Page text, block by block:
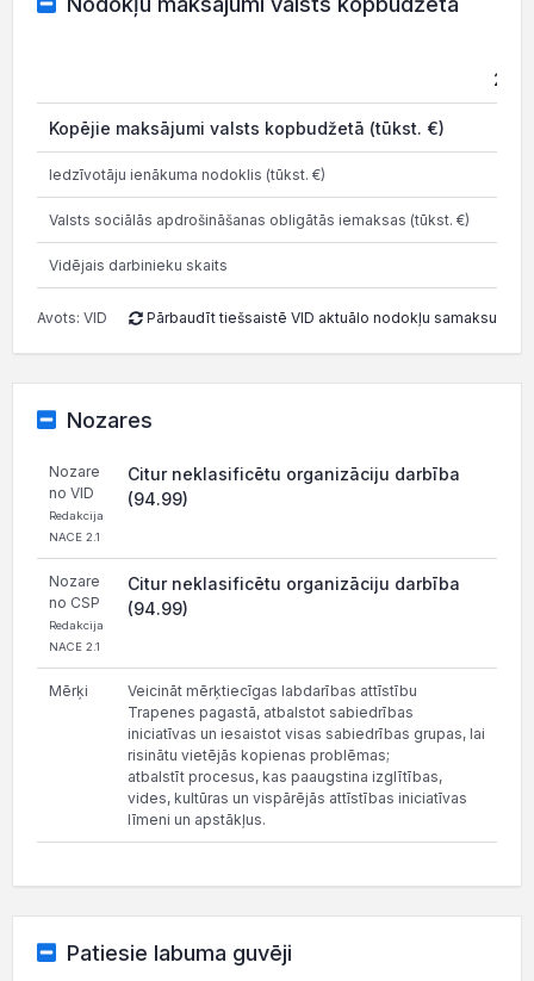
2021
Kopējie maksājumi valsts kopbudžetā (tūkst. €)
Iedzīvotāju ienākuma nodoklis (tūkst. €)
Valsts sociālās apdrošināšanas obligātās iemaksas (tūkst. €)
Vidējais darbinieku skaits
Avots: VID Pārbaudīt tiešsaistē VID aktuālo nodokļu samaksu
Nozares
Nozare
no VID
Redakcija
NACE 2.1
Citur neklasificētu organizāciju darbība
(94.99)
Nozare
no CSP
Redakcija
NACE 2.1
Citur neklasificētu organizāciju darbība
(94.99)
Mērķi
Veicināt mērķtiecīgas labdarības attīstību
Trapenes pagastā, atbalstot sabiedrības
iniciatīvas un iesaistot visas sabiedrības grupas, lai
risinātu vietējās kopienas problēmas;
atbalstīt procesus, kas paaugstina izglītības,
vides, kultūras un vispārējās attīstības iniciatīvas
līmeni un apstākļus.
Patiesie labuma guvēji